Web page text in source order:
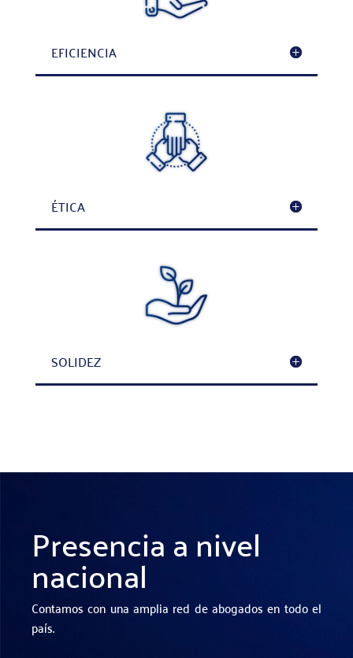
EFICIENCIA
ÉTICA
SOLIDEZ
Presencia a nivel
nacional
Contamos con una amplia red de abogados en todo el
país.